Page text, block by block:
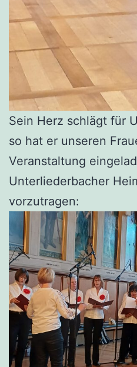
Sein Herz schlägt für
so hat er unseren
Veranstaltung
Unterliederbacher
vorzutragen: